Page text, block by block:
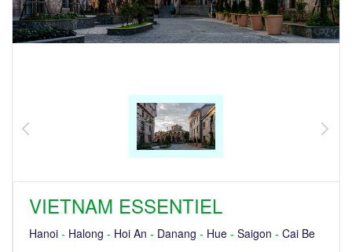
VIETNAM ESSENTIEL
Hanoi - Halong - Hoi An - Danang - Hue - Saigon - Cai Be